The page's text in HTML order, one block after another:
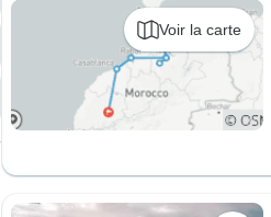
Voir la carte